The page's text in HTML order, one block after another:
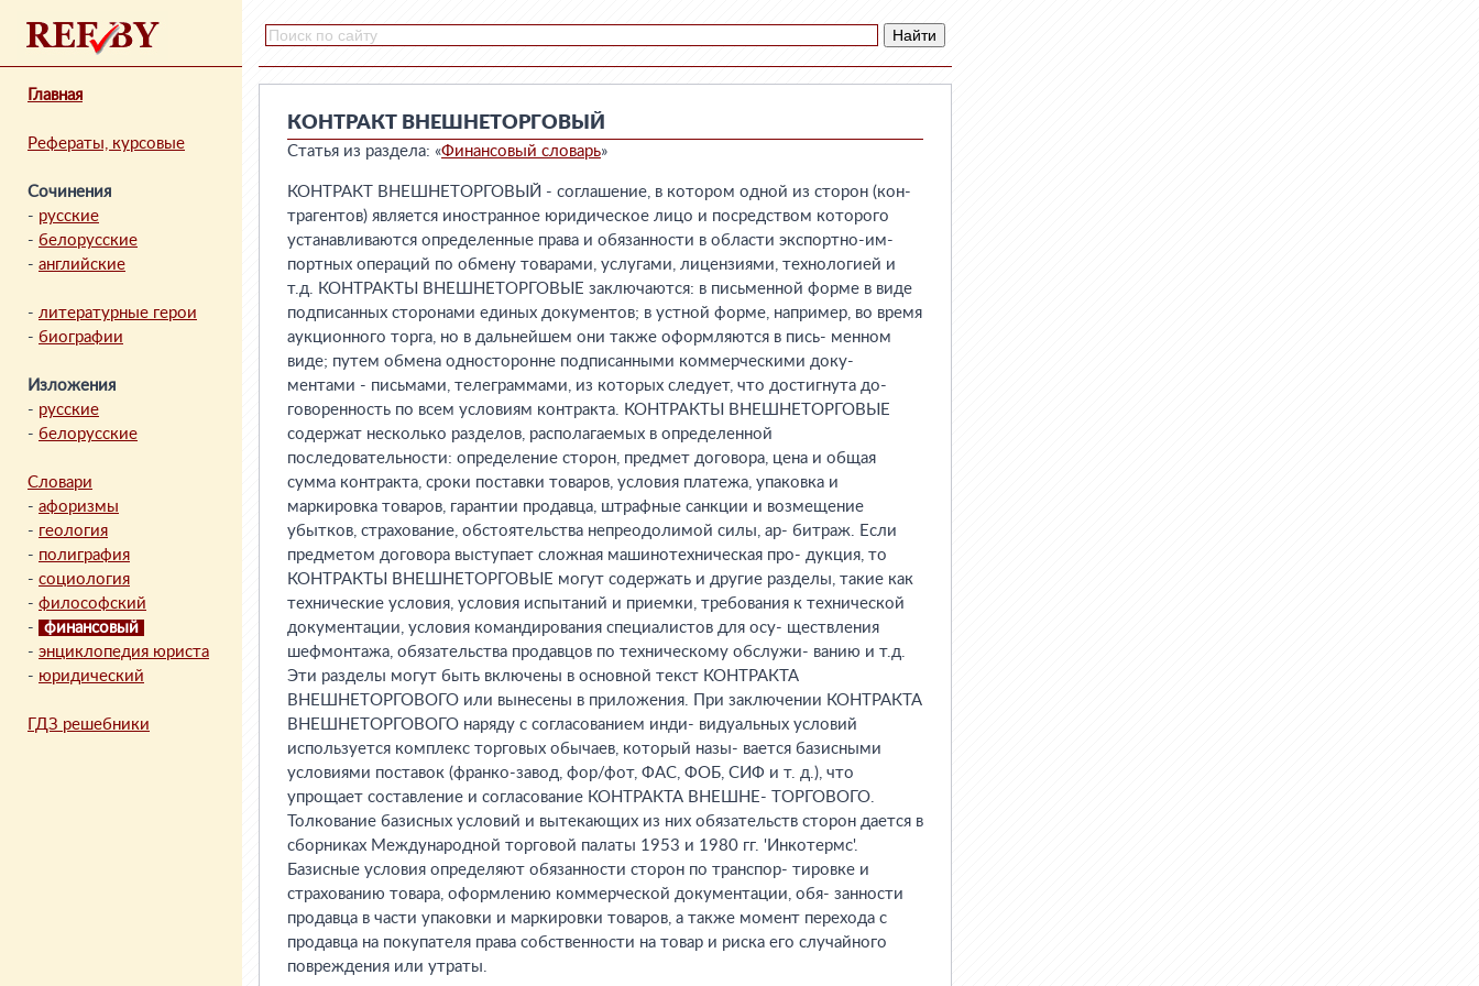
Главная
Рефераты, курсовые
Сочинения
- русские
- белорусские
- английские
- литературные герои
- биографии
Изложения
- русские
- белорусские
Словари
- афоризмы
- геология
- полиграфия
- социология
- философский
-
финансовый
- энциклопедия юриста
- юридический
ГДЗ решебники
КОНТРАКТ ВНЕШНЕТОРГОВЫЙ
Статья из раздела: «Финансовый словарь»
КОНТРАКТ ВНЕШНЕТОРГОВЫЙ - соглашение, в котором одной из сторон (кон-
трагентов) является иностранное юридическое лицо и посредством которого
устанавливаются определенные права и обязанности в области экспортно-им-
портных операций по обмену товарами, услугами, лицензиями, технологией и
т.д. КОНТРАКТЫ ВНЕШНЕТОРГОВЫЕ заключаются: в письменной форме в виде
подписанных сторонами единых документов; в устной форме, например, во время
аукционного торга, но в дальнейшем они также оформляются в пись- менном
виде; путем обмена односторонне подписанными коммерческими доку-
ментами - письмами, телеграммами, из которых следует, что достигнута до-
говоренность по всем условиям контракта. КОНТРАКТЫ ВНЕШНЕТОРГОВЫЕ
содержат несколько разделов, располагаемых в определенной
последовательности: определение сторон, предмет договора, цена и общая
сумма контракта, сроки поставки товаров, условия платежа, упаковка и
маркировка товаров, гарантии продавца, штрафные санкции и возмещение
убытков, страхование, обстоятельства непреодолимой силы, ар- битраж. Если
предметом договора выступает сложная машинотехническая про- дукция, то
КОНТРАКТЫ ВНЕШНЕТОРГОВЫЕ могут содержать и другие разделы, такие как
технические условия, условия испытаний и приемки, требования к технической
документации, условия командирования специалистов для осу- ществления
шефмонтажа, обязательства продавцов по техническому обслужи- ванию и т.д.
Эти разделы могут быть включены в основной текст КОНТРАКТА
ВНЕШНЕТОРГОВОГО или вынесены в приложения. При заключении КОНТРАКТА
ВНЕШНЕТОРГОВОГО наряду с согласованием инди- видуальных условий
используется комплекс торговых обычаев, который назы- вается базисными
условиями поставок (франко-завод, фор/фот, ФАС, ФОБ, СИФ и т. д.), что
упрощает составление и согласование КОНТРАКТА ВНЕШНЕ- ТОРГОВОГО.
Толкование базисных условий и вытекающих из них обязательств сторон дается в
сборниках Международной торговой палаты 1953 и 1980 гг. 'Инкотермс'.
Базисные условия определяют обязанности сторон по транспор- тировке и
страхованию товара, оформлению коммерческой документации, обя- занности
продавца в части упаковки и маркировки товаров, а также момент перехода с
продавца на покупателя права собственности на товар и риска его случайного
повреждения или утраты.